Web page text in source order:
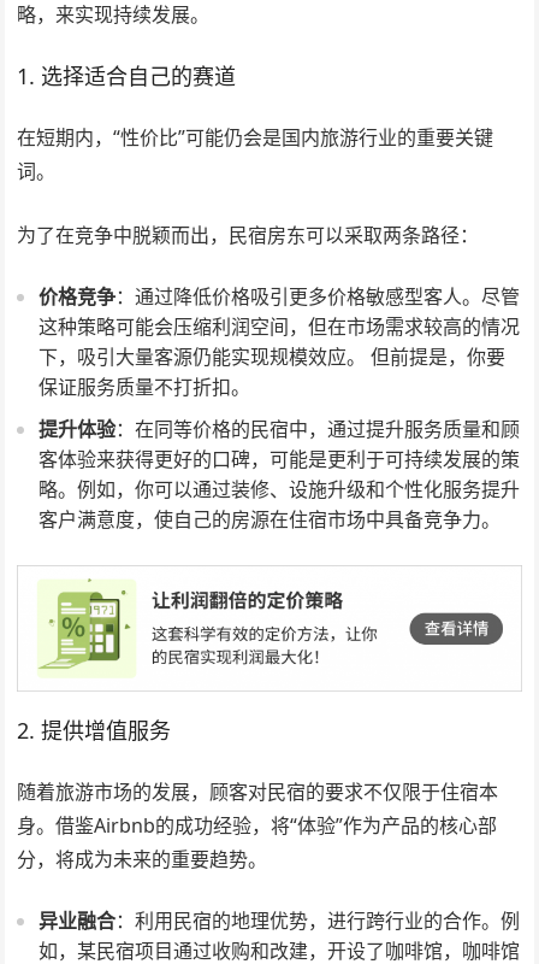
略，来实现持续发展。
1. 选择适合自己的赛道
在短期内，“性价比”可能仍会是国内旅游行业的重要关键
词。
为了在竞争中脱颖而出，民宿房东可以采取两条路径：
价格竞争：通过降低价格吸引更多价格敏感型客人。尽管
这种策略可能会压缩利润空间，但在市场需求较高的情况
下，吸引大量客源仍能实现规模效应。 但前提是，你要
保证服务质量不打折扣。
提升体验：在同等价格的民宿中，通过提升服务质量和顾
客体验来获得更好的口碑，可能是更利于可持续发展的策
略。例如，你可以通过装修、设施升级和个性化服务提升
客户满意度，使自己的房源在住宿市场中具备竞争力。
2. 提供增值服务
随着旅游市场的发展，顾客对民宿的要求不仅限于住宿本
身。借鉴Airbnb的成功经验，将“体验”作为产品的核心部
分，将成为未来的重要趋势。
异业融合：利用民宿的地理优势，进行跨行业的合作。例
如，某民宿项目通过收购和改建，开设了咖啡馆，咖啡馆